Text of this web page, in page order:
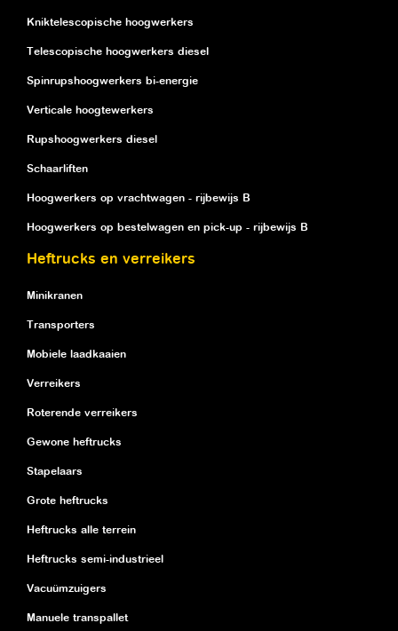
Kniktelescopische hoogwerkers
Telescopische hoogwerkers diesel
Spinrupshoogwerkers bi-energie
Verticale hoogtewerkers
Rupshoogwerkers diesel
Schaarliften
Hoogwerkers op vrachtwagen - rijbewijs B
Hoogwerkers op bestelwagen en pick-up - rijbewijs B
Heftrucks en verreikers
Minikranen
Transporters
Mobiele laadkaaien
Verreikers
Roterende verreikers
Gewone heftrucks
Stapelaars
Grote heftrucks
Heftrucks alle terrein
Heftrucks semi-industrieel
Vacuümzuigers
Manuele transpallet